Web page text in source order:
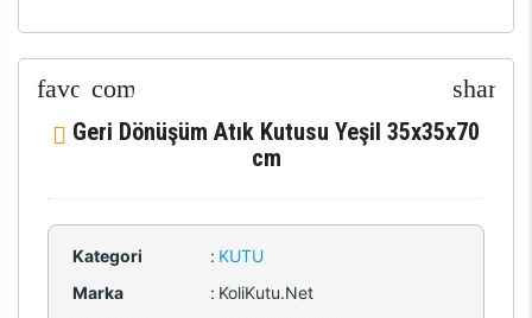
Geri Dönüşüm Atık Kutusu Yeşil 35x35x70
cm
Kategori : KUTU
Marka
: KoliKutu.Net